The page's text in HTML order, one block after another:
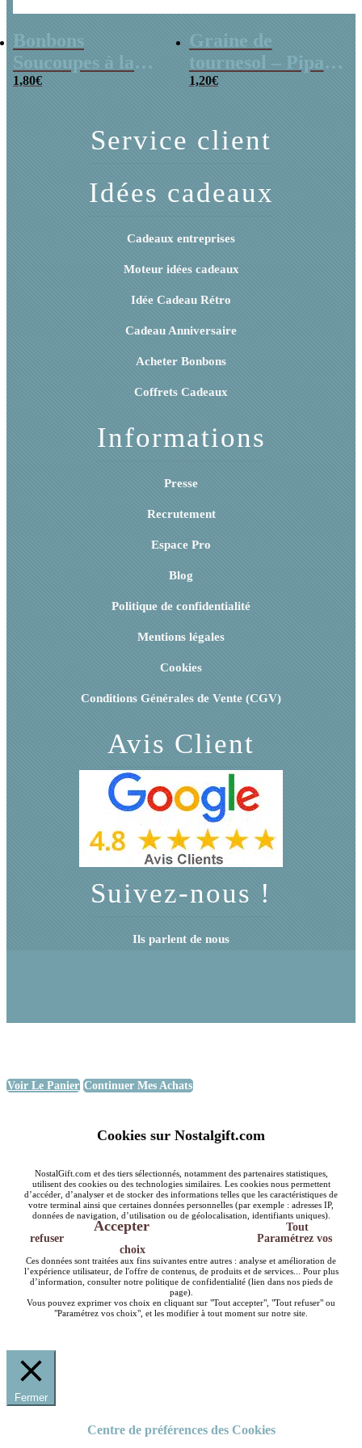
Bonbons
Soucoupes à la
poudre (x20)
1,80€
Graine de
tournesol – Pipas
x 3
1,20€
Service client
Idées cadeaux
Cadeaux entreprises
Moteur idées cadeaux
Idée Cadeau Rétro
Cadeau Anniversaire
Acheter Bonbons
Coffrets Cadeaux
Informations
Presse
Recrutement
Espace Pro
Blog
Politique de confidentialité
Mentions légales
Cookies
Conditions Générales de Vente (CGV)
Avis Client
Suivez-nous !
Ils parlent de nous
Voir Le Panier Continuer Mes Achats
Cookies sur Nostalgift.com
NostalGift.com et des tiers sélectionnés, notamment des partenaires statistiques,
utilisent des cookies ou des technologies similaires. Les cookies nous permettent
d’accéder, d’analyser et de stocker des informations telles que les caractéristiques de
votre terminal ainsi que certaines données personnelles (par exemple : adresses IP,
données de navigation, d’utilisation ou de géolocalisation, identifiants uniques).
Accepter
Tout
refuser
Paramétrez vos
choix
Ces données sont traitées aux fins suivantes entre autres : analyse et amélioration de
l’expérience utilisateur, de l'offre de contenus, de produits et de services... Pour plus
d’information, consulter notre politique de confidentialité (lien dans nos pieds de
page).
Vous pouvez exprimer vos choix en cliquant sur "Tout accepter", "Tout refuser" ou
"Paramétrez vos choix", et les modifier à tout moment sur notre site.
Fermer
Centre de préférences des Cookies